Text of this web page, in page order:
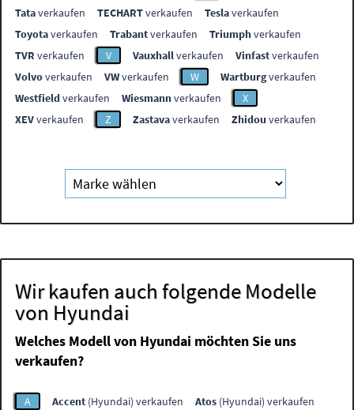
Tataverkaufen TECHARTverkaufen Teslaverkaufen
Toyotaverkaufen Trabantverkaufen Triumphverkaufen
TVR verkaufen V Vauxhallverkaufen Vinfastverkaufen
Volvoverkaufen VWverkaufen W Wartburgverkaufen
Westfieldverkaufen Wiesmannverkaufen
X
XEVverkaufen Z Zastavaverkaufen Zhidou verkaufen
Wir kaufen auch folgende Modelle
von Hyundai
Welches Modell von Hyundai möchten Sie uns
verkaufen?
A Accent (Hyundai) verkaufen Atos (Hyundai) verkaufen